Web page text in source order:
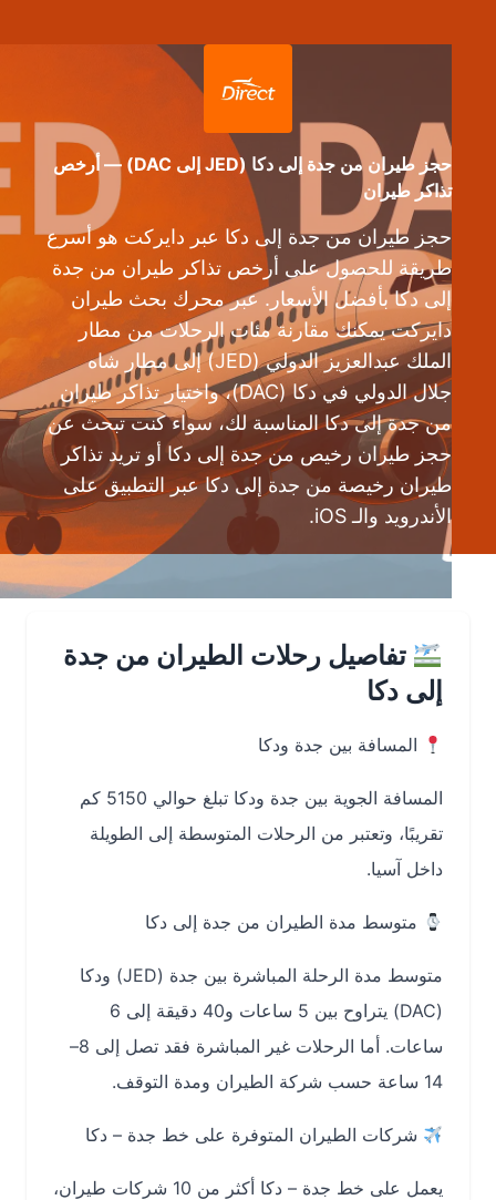
حجز طيران من جدة إلى دكا (JED إلى DAC) — أرخص
تذاكر طيران
حجز طيران من جدة إلى دكا عبر دايركت هو أسرع
طريقة للحصول على أرخص تذاكر طيران من جدة
إلى دكا بأفضل الأسعار. عبر محرك بحث طيران
دايركت يمكنك مقارنة مئات الرحلات من مطار
الملك عبدالعزيز الدولي (JED) إلى مطار شاه
جلال الدولي في دكا (DAC)، واختيار تذاكر طيران
من جدة إلى دكا المناسبة لك، سواء كنت تبحث عن
حجز طيران رخيص من جدة إلى دكا أو تريد تذاكر
طيران رخيصة من جدة إلى دكا عبر التطبيق على
الأندرويد والـ iOS.
تفاصيل رحلات الطيران من جدة
إلى دكا
المسافة بين جدة ودكا
المسافة الجوية بين جدة ودكا تبلغ حوالي 5150 كم
تقريبًا، وتعتبر من الرحلات المتوسطة إلى الطويلة
داخل آسيا.
متوسط مدة الطيران من جدة إلى دكا
متوسط مدة الرحلة المباشرة بين جدة (JED) ودكا
(DAC) يتراوح بين 5 ساعات و40 دقيقة إلى 6
ساعات. أما الرحلات غير المباشرة فقد تصل إلى 8–
شركات الطيران المتوفرة على خط جدة – دكا
يعمل على خط جدة – دكا أكثر من 10 شركات طيران،